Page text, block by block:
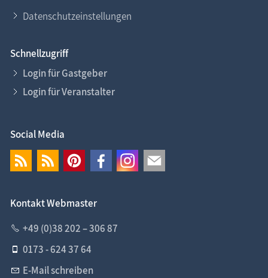
Datenschutzeinstellungen
Schnellzugriff
Login für Gastgeber
Login für Veranstalter
Social Media
Kontakt Webmaster
+49 (0)38 202 – 306 87
0173 - 624 37 64
E-Mail schreiben